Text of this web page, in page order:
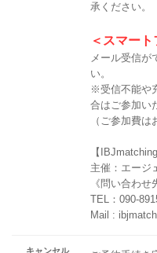
承ください。
＜スマー
メール受信が
い。
※受信不能や
合はご参加い
（ご参加費は
【
主催：エージ
《問い合わせ
TEL：090-
Mail :
キャンセル